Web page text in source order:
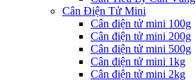
Cân Điện Tử Mini
Cân điện tử mini 100g
Cân điện tử mini 200g
Cân điện tử mini 500g
Cân điện tử mini 1kg
Cân điện tử mini 2kg